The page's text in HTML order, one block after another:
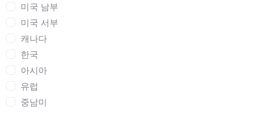
미국 남부
미국 서부
캐나다
한국
아시아
유럽
중남미